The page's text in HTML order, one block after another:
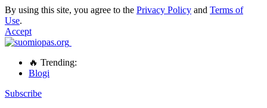
By using this site, you agree to the Privacy Policy and Terms of
Use.
Accept
🔥 Trending:
Blogi
Subscribe